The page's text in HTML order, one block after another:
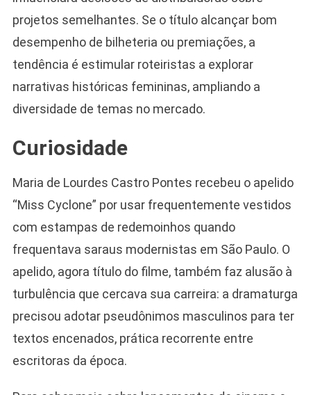
projetos semelhantes. Se o título alcançar bom
desempenho de bilheteria ou premiações, a
tendência é estimular roteiristas a explorar
narrativas históricas femininas, ampliando a
diversidade de temas no mercado.
Curiosidade
Maria de Lourdes Castro Pontes recebeu o apelido
“Miss Cyclone” por usar frequentemente vestidos
com estampas de redemoinhos quando
frequentava saraus modernistas em São Paulo. O
apelido, agora título do filme, também faz alusão à
turbulência que cercava sua carreira: a dramaturga
precisou adotar pseudônimos masculinos para ter
textos encenados, prática recorrente entre
escritoras da época.